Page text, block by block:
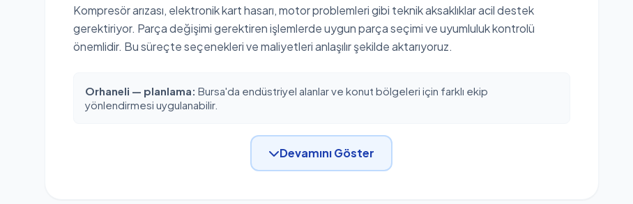
Kompresör arızası, elektronik kart hasarı, motor problemleri gibi teknik aksaklıklar acil destek
gerektiriyor. Parça değişimi gerektiren işlemlerde uygun parça seçimi ve uyumluluk kontrolü
önemlidir. Bu süreçte seçenekleri ve maliyetleri anlaşılır şekilde aktarıyoruz.
Orhaneli — planlama: Bursa'da endüstriyel alanlar ve konut bölgeleri için farklı ekip
yönlendirmesi uygulanabilir.
Devamını Göster